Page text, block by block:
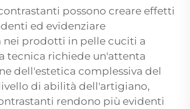
possono creare effetti
ed evidenziare
nei prodotti in pelle cuciti a
tecnica richiede un'attenta
dell'estetica complessiva del
di abilità dell'artigiano,
rendono più evidenti